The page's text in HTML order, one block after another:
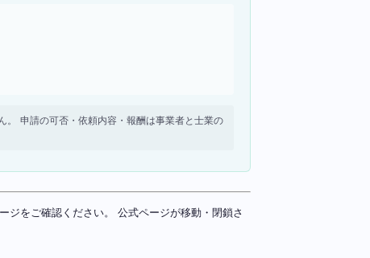
申請の可否・依頼内容・報酬は事業者と士業の
をご確認ください。 公式ページが移動・閉鎖さ